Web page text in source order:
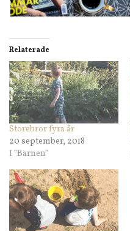
Relaterade
Storebror fyra år
20 september, 2018
I ”Barnen”